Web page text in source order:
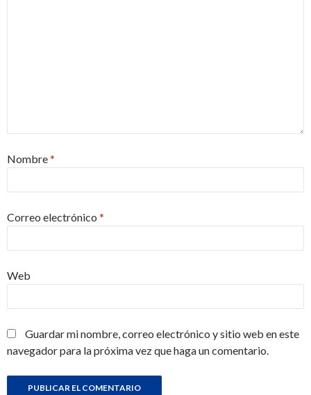
Nombre*
Correo electrónico *
Web
Guardar mi nombre, correo electrónico y sitio web en este
navegador para la próxima vez que haga un comentario.